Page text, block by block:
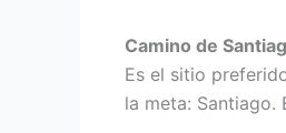
Camino de
Es el sitio
la meta: Santiago.